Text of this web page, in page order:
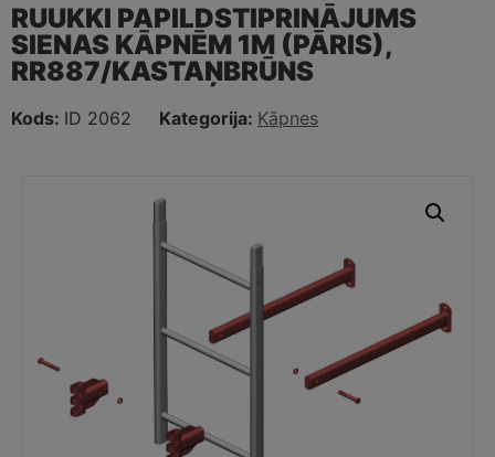
RUUKKI PAPILDSTIPRINĀJUMS
SIENAS KĀPNĒM 1M (PĀRIS),
RR887/KASTAŅBRŪNS
Kods: ID 2062 Kategorija: Kāpnes